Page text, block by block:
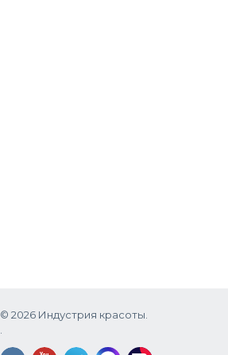
© 2026 Индустрия красоты.